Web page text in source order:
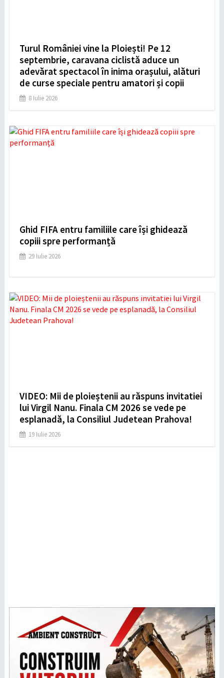
Turul României vine la Ploiești! Pe 12
septembrie, caravana ciclistă aduce un
adevărat spectacol în inima orașului, alături
de curse speciale pentru amatori și copii
8 Iulie 2026
Ghid FIFA entru familiile care își ghidează
copiii spre performanță
29 Iulie 2026
VIDEO: Mii de ploieștenii au răspuns invitatiei
lui Virgil Nanu. Finala CM 2026 se vede pe
esplanadă, la Consiliul Judetean Prahova!
19 Iulie 2026